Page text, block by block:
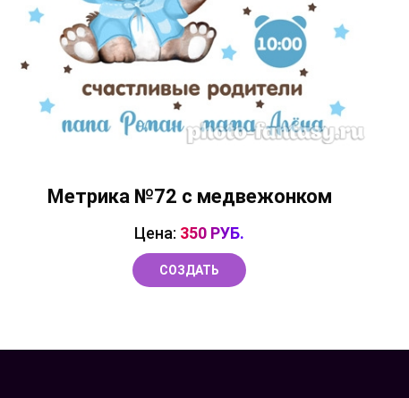
Метрика №72 с медвежонком
Цена: 350 РУБ.
СОЗДАТЬ